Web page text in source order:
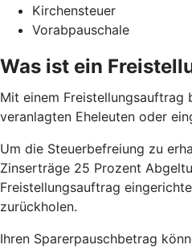
Kirchensteuer
Vorabpauschale
Was ist ein
Mit einem Freistellungsauftrag
veranlagten Eheleuten oder
Um die Steuerbefreiung zu
Zinserträge 25 Prozent
Freistellungsauftrag
zurückholen.
Ihren Sparerpauschbetrag